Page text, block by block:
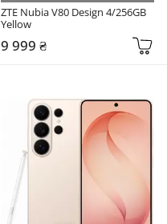
ZTE Nubia V80 Design 4/256GB
Yellow
9 999 ₴